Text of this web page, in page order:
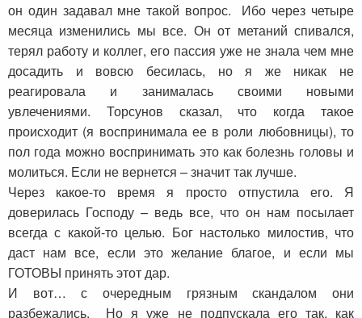
он один задавал мне такой вопрос. Ибо через четыре
месяца изменились мы все. Он от метаний спивался,
терял работу и коллег, его пассия уже не знала чем мне
досадить и вовсю бесилась, но я же никак не
реагировала и занималась своими новыми
увлечениями. Торсунов сказал, что когда такое
происходит (я воспринимала ее в роли любовницы), то
пол года можно воспринимать это как болезнь головы и
молиться. Если не вернется – значит так лучше.
Через какое-то время я просто отпустила его. Я
доверилась Господу – ведь все, что он нам посылает
всегда с какой-то целью. Бог настолько милостив, что
даст нам все, если это желание благое, и если мы
ГОТОВЫ принять этот дар.
И вот… с очередным грязным скандалом они
разбежались. Но я уже не подпускала его так, как